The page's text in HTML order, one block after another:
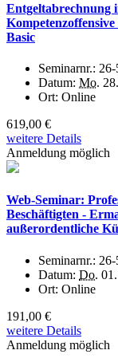
Entgeltabrechnung
Basic
Seminarnr.:
Datum: Mo.
Ort: Online
619,00 €
weitere Details
Anmeldung möglich
Web-Seminar:
Beschäftigten -
außerordentliche
Seminarnr.:
Datum: Do.
Ort: Online
191,00 €
weitere Details
Anmeldung möglich